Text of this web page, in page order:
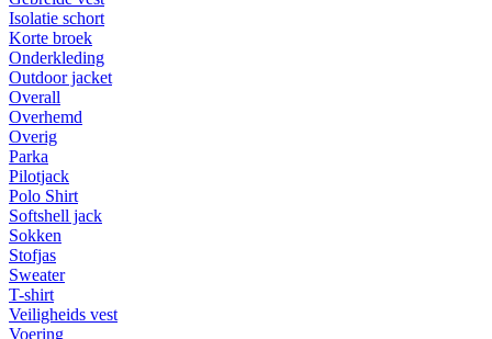
Isolatie schort
Korte broek
Onderkleding
Outdoor jacket
Overall
Overhemd
Overig
Parka
Pilotjack
Polo Shirt
Softshell jack
Sokken
Stofjas
Sweater
T-shirt
Veiligheids vest
Voering